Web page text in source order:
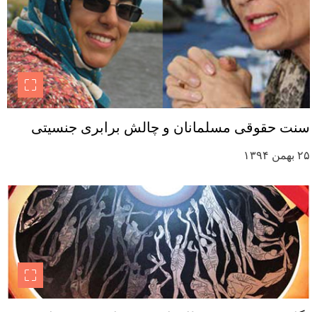
سنت حقوقی مسلمانان و چالش برابری جنسیتی
۲۵ بهمن ۱۳۹۴